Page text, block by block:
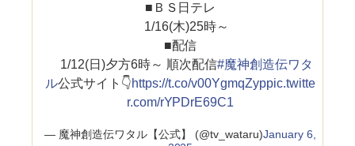
■ＢＳ日テレ
1/16(木)25時～
■配信
1/12(日)夕方6時～ 順次配信#魔神創造伝ワタ
ル公式サイト👇https://t.co/v00YgmqZyppic.twitte
r.com/rYPDrE69C1
— 魔神創造伝ワタル【公式】 (@tv_wataru)January 6,